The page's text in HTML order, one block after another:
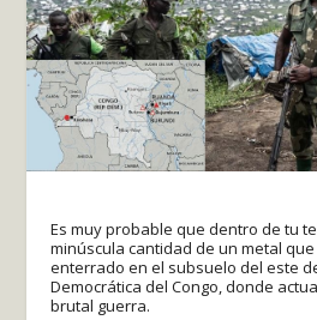
Es muy probable que dentro de tu
minúscula cantidad de un metal
enterrado en el subsuelo del este
Democrática del Congo, donde
brutal guerra.